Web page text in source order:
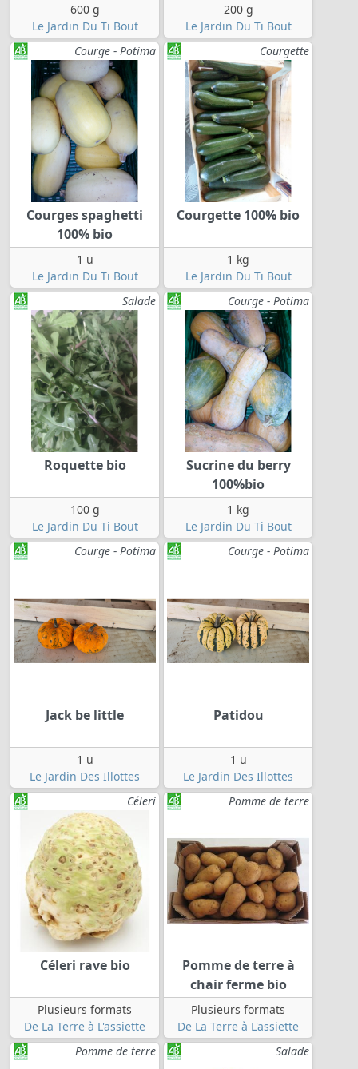
600 g
Le Jardin Du Ti Bout
200 g
Le Jardin Du Ti Bout
Courge - Potima
Courges spaghetti
100% bio
1 u
Le Jardin Du Ti Bout
Courgette
Courgette 100% bio
1 kg
Le Jardin Du Ti Bout
Salade
Roquette bio
100 g
Le Jardin Du Ti Bout
Courge - Potima
Sucrine du berry
100%bio
1 kg
Le Jardin Du Ti Bout
Courge - Potima
Jack be little
1 u
Le Jardin Des Illottes
Courge - Potima
Patidou
1 u
Le Jardin Des Illottes
Céleri
Céleri rave bio
Plusieurs formats
De La Terre à L'assiette
Pomme de terre
Pomme de terre à
chair ferme bio
Plusieurs formats
De La Terre à L'assiette
Pomme de terre
Salade